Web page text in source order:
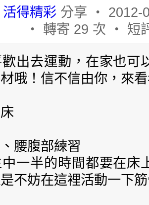
活得精彩 分享 ‧ 2012-
‧ 轉寄 29 次 ‧ 短
出去運動，在家也可
哦！信不信由你，來
腰腹部練習
一半的時間都要在床
不妨在這裡活動一下